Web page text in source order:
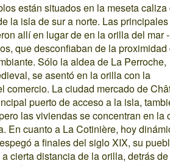
están situados en la meseta caliza
la isla de sur a norte. Las principales
allí en lugar de en la orilla del mar
que desconfiaban de la proximidad
Sólo la aldea de La Perroche,
se asentó en la orilla con la
comercio. La ciudad mercado de
puerto de acceso a la isla,
las viviendas se concentran en la
En cuanto a La Cotinière, hoy
a finales del siglo XIX, su
cierta distancia de la orilla, detrás